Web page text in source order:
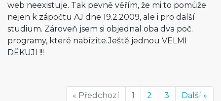
web neexistuje. Tak pevně věřím, že mi to pomůže
nejen k zápočtu AJ dne 19.2.2009, ale i pro další
studium. Zároveň jsem si objednal oba dva poč.
programy, které nabízíte.Ještě jednou VELMI
DĚKUJI !!!
« Předchozí 1 2 3 Další »